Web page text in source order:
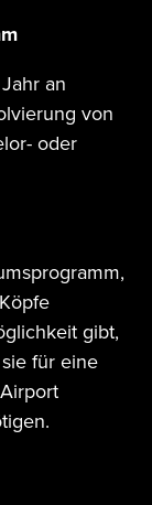
an
von
oder
gibt,
für eine